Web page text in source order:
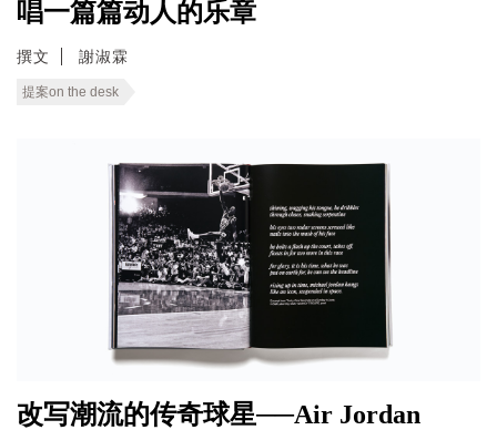
唱一篇篇动人的乐章
撰文 謝淑霖
提案on the desk
改写潮流的传奇球星──Air Jordan